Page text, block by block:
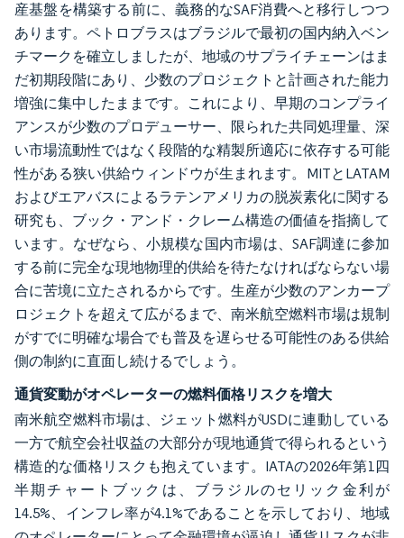
産基盤を構築する前に、義務的なSAF消費へと移行しつつ
あります。ペトロブラスはブラジルで最初の国内納入ベン
チマークを確立しましたが、地域のサプライチェーンはま
だ初期段階にあり、少数のプロジェクトと計画された能力
増強に集中したままです。これにより、早期のコンプライ
アンスが少数のプロデューサー、限られた共同処理量、深
い市場流動性ではなく段階的な精製所適応に依存する可能
性がある狭い供給ウィンドウが生まれます。MITとLATAM
およびエアバスによるラテンアメリカの脱炭素化に関する
研究も、ブック・アンド・クレーム構造の価値を指摘して
います。なぜなら、小規模な国内市場は、SAF調達に参加
する前に完全な現地物理的供給を待たなければならない場
合に苦境に立たされるからです。生産が少数のアンカープ
ロジェクトを超えて広がるまで、南米航空燃料市場は規制
がすでに明確な場合でも普及を遅らせる可能性のある供給
側の制約に直面し続けるでしょう。
通貨変動がオペレーターの燃料価格リスクを増大
南米航空燃料市場は、ジェット燃料がUSDに連動している
一方で航空会社収益の大部分が現地通貨で得られるという
構造的な価格リスクも抱えています。IATAの2026年第1四
半期チャートブックは、ブラジルのセリック金利が
14.5%、インフレ率が4.1%であることを示しており、地域